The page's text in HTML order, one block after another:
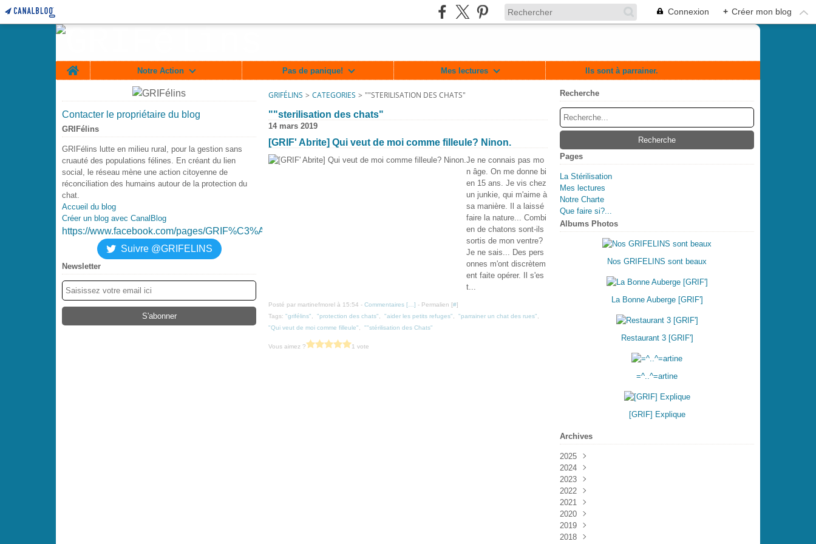
Connexion + Créer mon blog
Home
Notre Action Pas de panique! Mes lectures Ils sont à parrainer.
Contacter le propriétaire du blog
GRIFélins
GRIFélins lutte en milieu rural, pour la gestion sans
cruauté des populations félines. En créant du lien
social, le réseau mène une action citoyenne de
réconciliation des humains autour de la protection du
chat.
Accueil du blog
Créer un blog avec CanalBlog
https://www.facebook.com/pages/GRIF%C3%A9lin/717364701625477
Suivre @GRIFELINS
Newsletter
GRIFÉLINS > CATEGORIES > ""STERILISATION DES CHATS"
""sterilisation des chats"
14 mars 2019
[GRIF' Abrite] Qui veut de moi comme filleule? Ninon.
Je ne connais pas mo
n âge. On me donne bi
en 15 ans. Je vis chez
un junkie, qui m'aime à
sa manière. Il a laissé
faire la nature... Combi
en de chatons sont-ils
sortis de mon ventre?
Je ne sais... Des pers
onnes m'ont discrètem
ent faite opérer. Il s'es
t...
Posté par martinefmorel à 15:54 - Commentaires [ ] - Permalien [#]
Tags: "grifélins" "protection des chats" "aider les petits refuges" "parrainer un chat des rues"
"Qui veut de moi comme filleule"
""stérilisation des Chats"
Vous aimez ? 1 vote
Recherche
Pages
La Stérilisation
Mes lectures
Notre Charte
Que faire si?...
Albums Photos
Nos GRIFELINS sont beaux
La Bonne Auberge [GRIF']
Restaurant 3 [GRIF']
=^..^=artine
[GRIF] Explique
Archives
2025
Août
2024
Mars
Février
2023
Décembre
Novembre
Octobre
Septembre
Août
2022
Décembre
Novembre
Octobre
Septembre
2021
Décembre
Novembre
Octobre
2020
Décembre
Octobre
2019
Décembre
2018